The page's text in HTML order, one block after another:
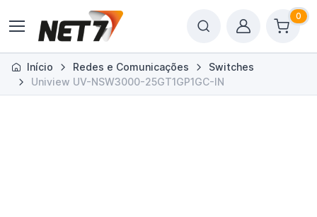
0
Início Redes e Comunicações
Switches
Uniview UV-NSW3000-25GT1GP1GC-IN